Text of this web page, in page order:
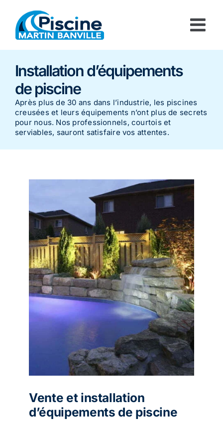
contenu
Installation d’équipements
de piscine
Après plus de 30 ans dans l’industrie, les piscines
creusées et leurs équipements n’ont plus de secrets
pour nous. Nos professionnels, courtois et
serviables, sauront satisfaire vos attentes.
Vente et installation
d’équipements de piscine